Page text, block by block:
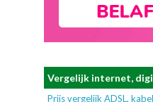
Vergelijk internet,
Prijs vergelijk ADSL,